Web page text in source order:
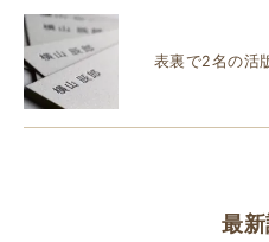
表裏で2名の活
最